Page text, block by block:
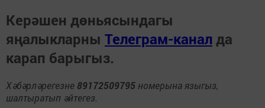
Керәшен дөньясындагы
яңалыкларны Телеграм-канал да
карап барыгыз.
Хәбәрләрегезне 89172509795 номерына языгыз,
шалтыратып әйтегез.